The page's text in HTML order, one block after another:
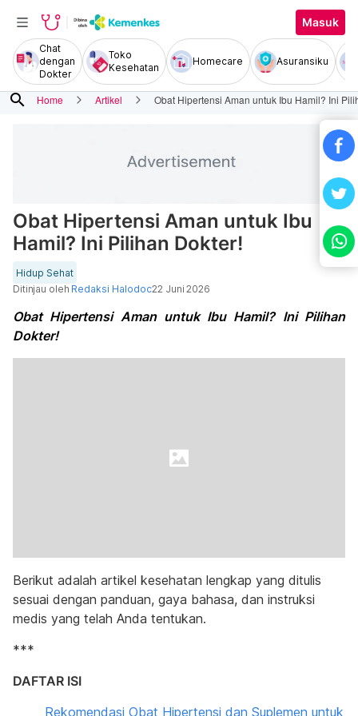
Masuk
Chat
dengan
Dokter
Toko
Kesehatan
Homecare Asuransiku
search Home Artikel Obat Hipertensi Aman untuk Ibu Hamil? Ini
Obat Hipertensi Aman untuk Ibu
Hamil? Ini Pilihan Dokter!
Hidup Sehat
Ditinjau oleh Redaksi Halodoc22 Juni 2026
Obat Hipertensi Aman untuk Ibu Hamil? Ini Pilihan
Dokter!
Berikut adalah artikel kesehatan lengkap yang ditulis
sesuai dengan panduan, gaya bahasa, dan instruksi
medis yang telah Anda tentukan.
***
DAFTAR ISI
Rekomendasi Obat Hipertensi dan Suplemen untuk